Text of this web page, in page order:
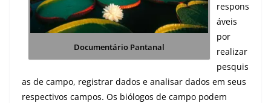
Documentário Pantanal
respons
áveis
por
realizar
pesquis
as de campo, registrar dados e analisar dados em seus
respectivos campos. Os biólogos de campo podem